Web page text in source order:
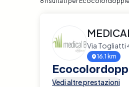
Via Togliatti
16.1 km
Vedi altre prestazioni